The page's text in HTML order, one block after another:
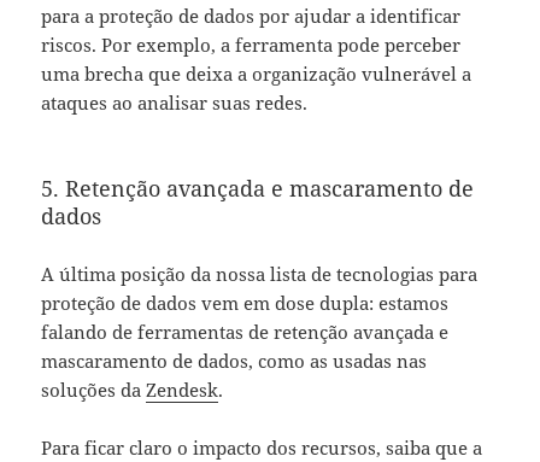
para a proteção de dados por ajudar a identificar
riscos. Por exemplo, a ferramenta pode perceber
uma brecha que deixa a organização vulnerável a
ataques ao analisar suas redes.
5. Retenção avançada e mascaramento de
dados
A última posição da nossa lista de tecnologias para
proteção de dados vem em dose dupla: estamos
falando de ferramentas de retenção avançada e
mascaramento de dados, como as usadas nas
soluções daZendesk.
Para ficar claro o impacto dos recursos, saiba que a